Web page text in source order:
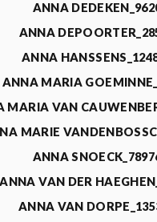
ANNA
ANNA
ANNA
ANNA MARIA
MARIA VAN
MARIE
ANNA
ANNA VAN DER
ANNA VAN